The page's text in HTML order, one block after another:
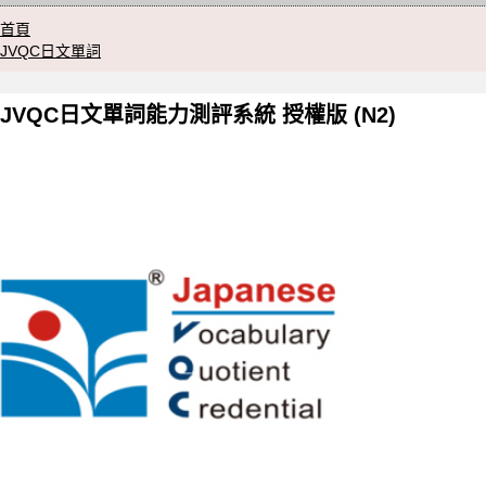
首頁
JVQC日文單詞
JVQC日文單詞能力測評系統 授權版 (N2)